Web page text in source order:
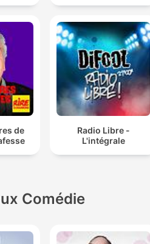
de
Radio Libre -
L'intégrale
Comédie